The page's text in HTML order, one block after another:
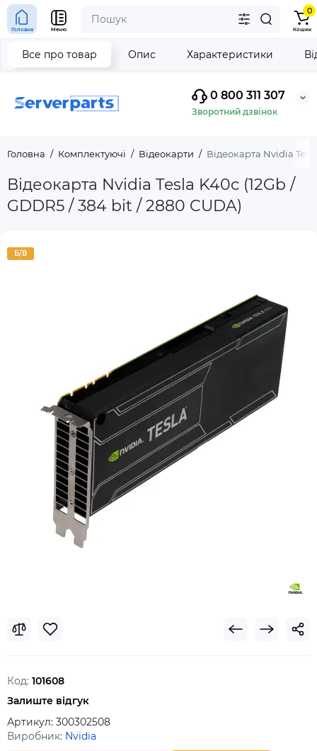
0 800 311 307
Зворотний дзвінок
Головна Меню
0
Кошик
Головна Комплектуючі Відеокарти Відеокарта Nvidia
Відеокарта Nvidia Tesla K40c (12Gb /
GDDR5 / 384 bit / 2880 CUDA)
Все про товар Опис Характеристики
Б/В
Код: 101608
Залиште відгук
Артикул: 300302508
Виробник: Nvidia